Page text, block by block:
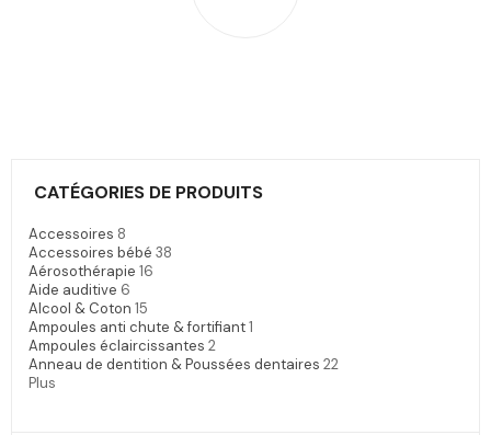
CATÉGORIES DE PRODUITS
Accessoires 8
Accessoires bébé 38
Aérosothérapie 16
Aide auditive 6
Alcool & Coton 15
Ampoules anti chute & fortifiant1
Ampoules éclaircissantes 2
Anneau de dentition & Poussées dentaires 22
Plus